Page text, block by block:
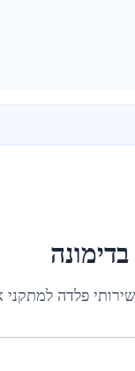
בדימונה
פלדה למתקני